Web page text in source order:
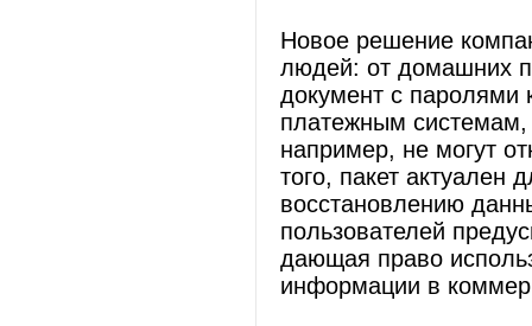
Новое решение
людей: от домашних
документ с паролями
платежным системам,
например, не могут
того, пакет актуален
восстановлению
пользователей
дающая право
информации в